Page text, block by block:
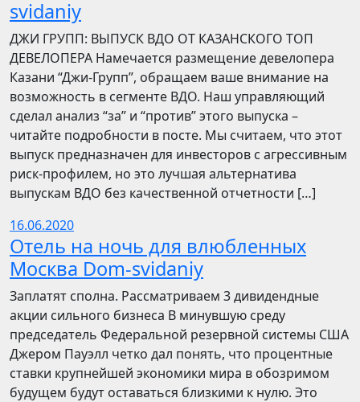
svidaniy
​​ДЖИ ГРУПП: ВЫПУСК ВДО ОТ КАЗАНСКОГО ТОП
ДЕВЕЛОПЕРА Намечается размещение девелопера
Казани “Джи-Групп”, обращаем ваше внимание на
возможность в сегменте ВДО. Наш управляющий
сделал анализ “за” и “против” этого выпуска –
читайте подробности в посте. Мы считаем, что этот
выпуск предназначен для инвесторов с агрессивным
риск-профилем, но это лучшая альтернатива
выпускам ВДО без качественной отчетности […]
16.06.2020
Отель на ночь для влюбленных
Москва Dom-svidaniy
Заплатят сполна. Рассматриваем 3 дивидендные
акции сильного бизнеса В минувшую среду
председатель Федеральной резервной системы США
Джером Пауэлл четко дал понять, что процентные
ставки крупнейшей экономики мира в обозримом
будущем будут оставаться близкими к нулю. Это